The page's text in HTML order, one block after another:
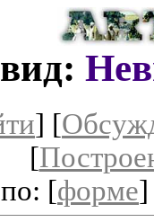
] [
[
[форме